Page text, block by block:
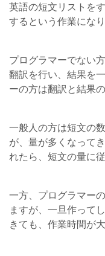
英語の短文リストを
するという作業になり
プログラマーでない
翻訳を行い、結果を
ーの方は翻訳と結果
一般人の方は短文の
が、量が多くなって
れたら、短文の量に
一方、プログラマー
ますが、一旦作って
きても、作業時間が